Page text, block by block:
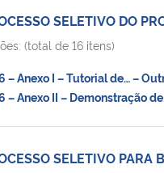
SELETIVO DO
(total de 16 itens)
Anexo I – Tutorial de… –
Anexo II – Demonstração
SELETIVO PARA